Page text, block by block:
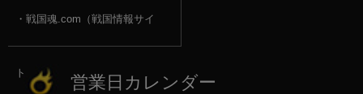
戦国魂.com（戦国情報サイ
ト） 営業日カレンダー